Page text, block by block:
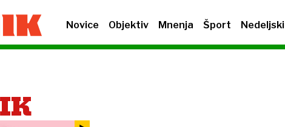
Novice Objektiv Mnenja Šport Nedeljski